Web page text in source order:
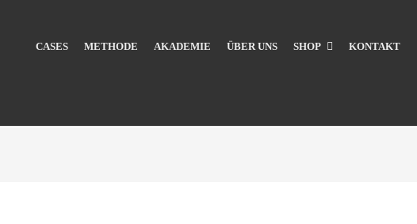
CASES METHODE AKADEMIE ÜBER UNS SHOP KONTAKT